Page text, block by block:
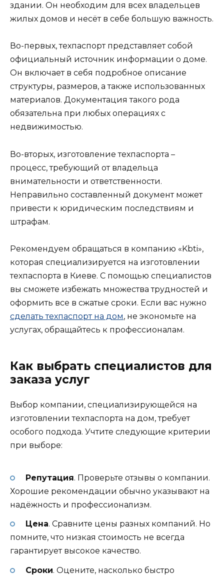
здании. Он необходим для всех владельцев
жилых домов и несёт в себе большую важность.
Во-первых, техпаспорт представляет собой
официальный источник информации о доме.
Он включает в себя подробное описание
структуры, размеров, а также использованных
материалов. Документация такого рода
обязательна при любых операциях с
недвижимостью.
Во-вторых, изготовление техпаспорта –
процесс, требующий от владельца
внимательности и ответственности.
Неправильно составленный документ может
привести к юридическим последствиям и
штрафам.
Рекомендуем обращаться в компанию «Kbti»,
которая специализируется на изготовлении
техпаспорта в Киеве. С помощью специалистов
вы сможете избежать множества трудностей и
оформить все в сжатые сроки. Если вас нужно
сделать техпаспорт на дом, не экономьте на
услугах, обращайтесь к профессионалам.
Как выбрать специалистов для
заказа услуг
Выбор компании, специализирующейся на
изготовлении техпаспорта на дом, требует
особого подхода. Учтите следующие критерии
при выборе:
Репутация. Проверьте отзывы о компании.
Хорошие рекомендации обычно указывают на
надёжность и профессионализм.
Цена. Сравните цены разных компаний. Но
помните, что низкая стоимость не всегда
гарантирует высокое качество.
Сроки. Оцените, насколько быстро